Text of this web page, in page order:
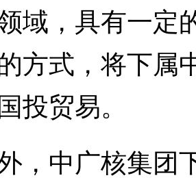
域，具有一定
方式，将下属
投贸易。
中广核集团